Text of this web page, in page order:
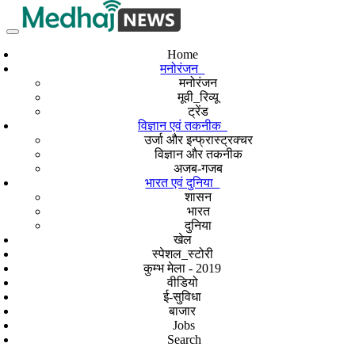
Home
मनोरंजन
मनोरंजन
मूवी_रिव्यू
ट्रेंड
विज्ञान एवं तकनीक
उर्जा और इन्फ्रास्ट्रक्चर
विज्ञान और तकनीक
अजब-गजब
भारत एवं दुनिया
शासन
भारत
दुनिया
खेल
स्पेशल_स्टोरी
कुम्भ मेला - 2019
वीडियो
ई-सुविधा
बाजार
Jobs
Search